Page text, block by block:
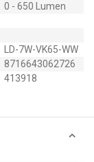
0 - 650 Lumen
LD-7W-VK65-WW
8716643062726
413918